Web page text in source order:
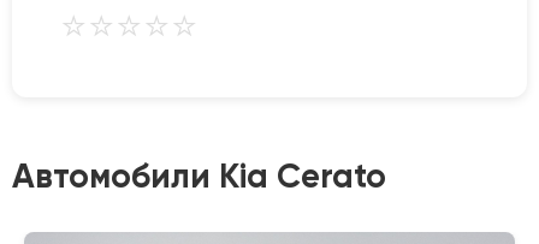
⭐⭐⭐⭐⭐
Автомобили Kia Cerato